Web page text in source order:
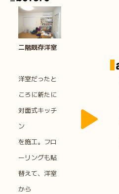
二階既存洋室
洋室だったと
ころに新たに
対面式キッチ
ン
を施工。フロ
ーリングも貼
替えて、洋室
から